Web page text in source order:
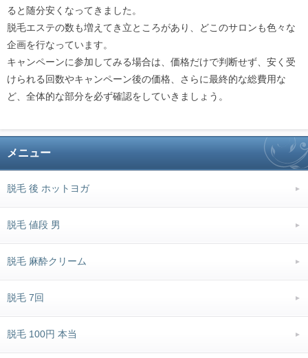
ると随分安くなってきました。
脱毛エステの数も増えてき立ところがあり、どこのサロンも色々な
企画を行なっています。
キャンペーンに参加してみる場合は、価格だけで判断せず、安く受
けられる回数やキャンペーン後の価格、さらに最終的な総費用な
ど、全体的な部分を必ず確認をしていきましょう。
メニュー
脱毛 後 ホットヨガ
脱毛 値段 男
脱毛 麻酔クリーム
脱毛 7回
脱毛 100円 本当